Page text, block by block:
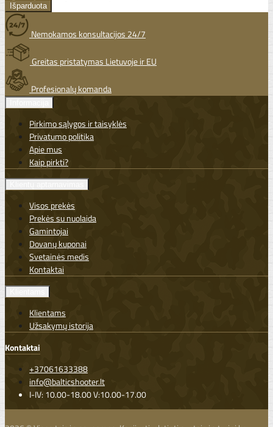
Nemokamos konsultacijos 24/7
Greitas pristatymas Lietuvoje ir EU
Profesionalų komanda
Pirkimo sąlygos ir taisyklės
Privatumo politika
Apie mus
Kaip pirkti?
Visos prekės
Prekės su nuolaida
Gamintojai
Dovanų kuponai
Svetainės medis
Kontaktai
Klientams
Užsakymų istorija
Kontaktai
+37061633388
info@balticshooter.lt
I-IV: 10.00-18.00 V:10.00-17.00